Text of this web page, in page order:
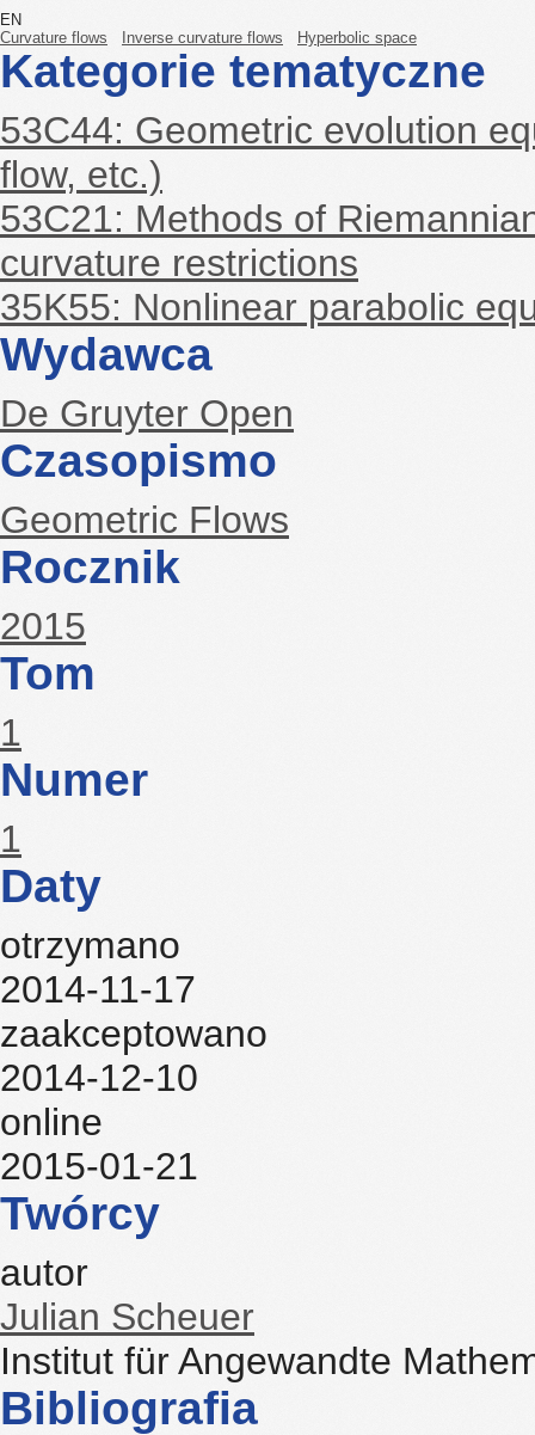
EN
Curvature flows
Inverse curvature flows Hyperbolic space
Kategorie tematyczne
53C44: Geometric evolution
flow, etc.)
53C21: Methods of
curvature restrictions
35K55: Nonlinear parabolic
Wydawca
De Gruyter Open
Czasopismo
Geometric Flows
Rocznik
2015
Tom
1
Numer
1
Daty
otrzymano
2014-11-17
zaakceptowano
2014-12-10
online
2015-01-21
Twórcy
autor
Julian Scheuer
Institut für Angewandte
Bibliografia